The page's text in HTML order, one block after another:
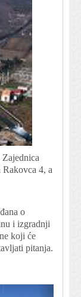
4, a
o
i izgradnji
koji će
pitanja.